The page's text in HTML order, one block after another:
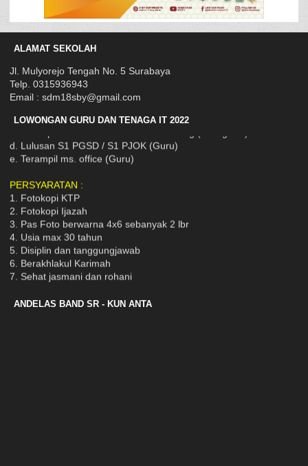
ALAMAT SEKOLAH
Jl. Mulyorejo Tengah No. 5 Surabaya
Telp. 0315936943
Email : sdm18sby@gmail.com
LOWONGAN GURU DAN TENAGA IT 2022
DENGAN KRITERIA :
a. Bisa baca Qur'an
c. Terampil Disain Grafis dan Video Editing (Tenaga IT)
d. Lulusan S1 PGSD / S1 PJOK (Guru)
e. Terampil ms. office (Guru)
1. Fotokopi KTP
2. Fotokopi Ijazah
3. Pas Foto berwarna 4x6 sebanyak 2 lbr
4. Usia max 30 tahun
5. Disiplin dan tanggungjawab
6. Berakhlakul Karimah
7. Sehat jasmani dan rohani
Datang langsung ke SD Muhammadiyah 18 Surabaya
ANDELAS BAND SR - KUN ANTA